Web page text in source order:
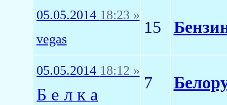
05.05.2014 18:23 »
vegas
15
05.05.2014 18:12 »
Б е л к а
7